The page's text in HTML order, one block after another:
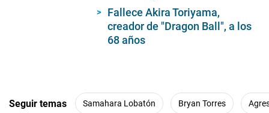
Fallece Akira Toriyama,
creador de "Dragon Ball", a los
68 años
Seguir temas Samahara Lobatón Bryan Torres